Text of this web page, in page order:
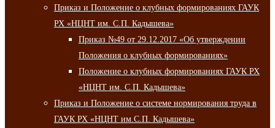
Приказ и Положение о клубных формированиях ГАУК
РХ «НЦНТ им. С.П. Кадышева»
Приказ №49 от 29.12.2017 «Об утверждении
Положения о клубных формированиях»
Положение о клубных формированиях ГАУК РХ
«НЦНТ им. С.П. Кадышева»
Приказ и Положение о системе нормирования труда в
ГАУК РХ «НЦНТ им.С.П. Кадышева»